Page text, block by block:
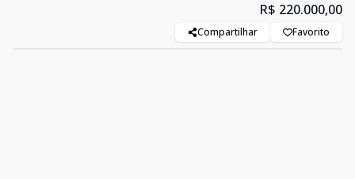
R$ 220.000,00
Compartilhar Favorito